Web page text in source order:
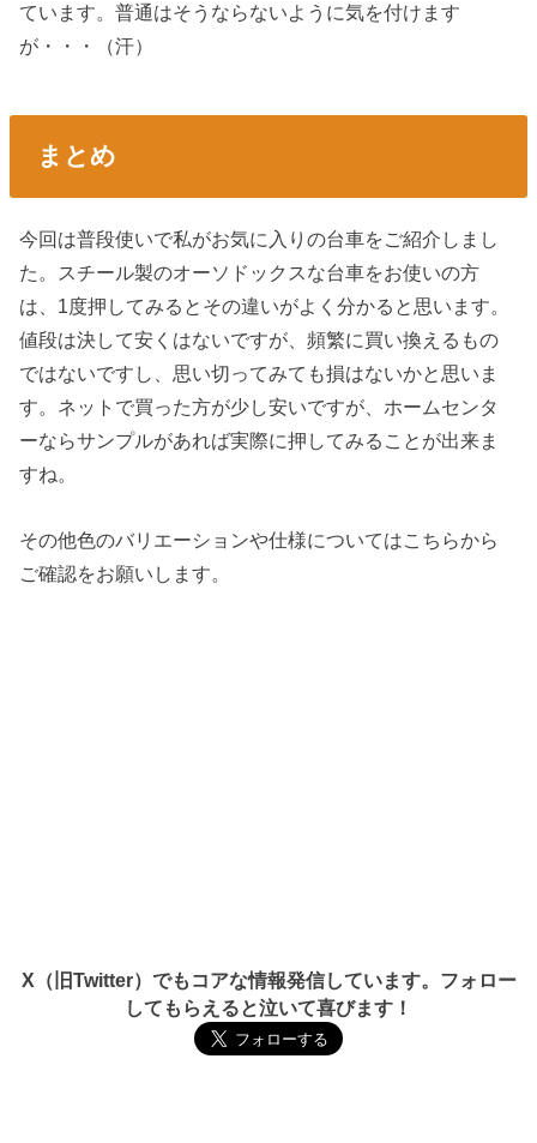
ています。普通はそうならないように気を付けます
が・・・（汗）
まとめ
今回は普段使いで私がお気に入りの台車をご紹介しまし
た。スチール製のオーソドックスな台車をお使いの方
は、1度押してみるとその違いがよく分かると思います。
値段は決して安くはないですが、頻繁に買い換えるもの
ではないですし、思い切ってみても損はないかと思いま
す。ネットで買った方が少し安いですが、ホームセンタ
ーならサンプルがあれば実際に押してみることが出来ま
すね。
その他色のバリエーションや仕様についてはこちらから
ご確認をお願いします。
X（旧Twitter）でもコアな情報発信しています。フォロー
してもらえると泣いて喜びます！